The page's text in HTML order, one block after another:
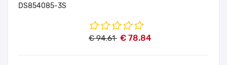
€ 94.61 € 78.84